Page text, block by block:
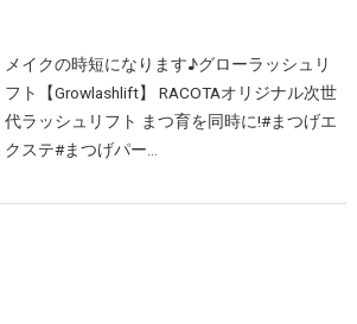
メイクの時短になります♪グローラッシュリ
フト【Growlashlift】 RACOTAオリジナル次世
代ラッシュリフト まつ育を同時に!#まつげエ
クステ#まつげパー…